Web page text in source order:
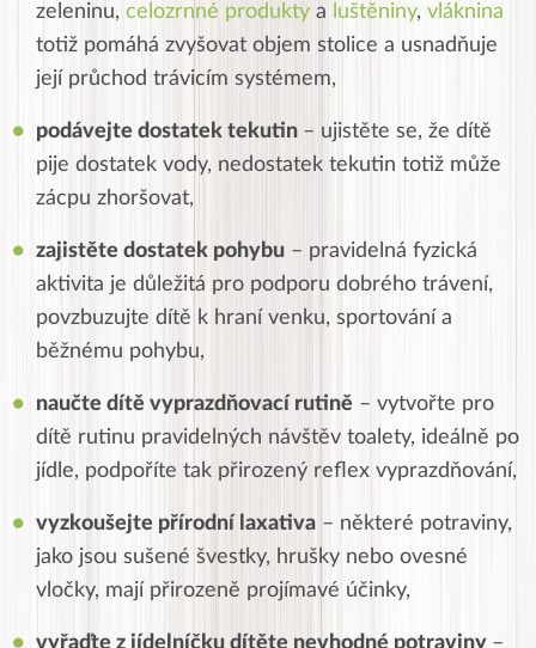
zeleninu, celozrnné produkty a luštěniny, vláknina
totiž pomáhá zvyšovat objem stolice a usnadňuje
její průchod trávicím systémem,
podávejte dostatek tekutin – ujistěte se, že dítě
pije dostatek vody, nedostatek tekutin totiž může
zácpu zhoršovat,
zajistěte dostatek pohybu – pravidelná fyzická
aktivita je důležitá pro podporu dobrého trávení,
povzbuzujte dítě k hraní venku, sportování a
běžnému pohybu,
naučte dítě vyprazdňovací rutině – vytvořte pro
dítě rutinu pravidelných návštěv toalety, ideálně po
jídle, podpoříte tak přirozený reflex vyprazdňování,
vyzkoušejte přírodní laxativa – některé potraviny,
jako jsou sušené švestky, hrušky nebo ovesné
vločky, mají přirozeně projímavé účinky,
vyřaďte z jídelníčku dítěte nevhodné potraviny –